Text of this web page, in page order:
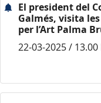
El president del
Galmés, visita
per l’Art Palma
22-03-2025 / 13.00